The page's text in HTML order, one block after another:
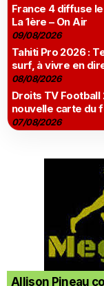
France 4 diffuse
La 1ère – On Air
09/08/2026
Tahiti Pro 2026 :
surf, à vivre en
08/08/2026
Droits TV Football
nouvelle carte du
07/08/2026
Allison Pineau